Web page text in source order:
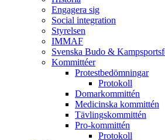
Engagera sig
Social integration
Styrelsen
IMMAF
Svenska Budo &
Kommittéer
Protestbedömningar
Protokoll
Domarkommittén
Medicinska kommittén
Tävlingskommittén
Pro-kommittén
Protokoll